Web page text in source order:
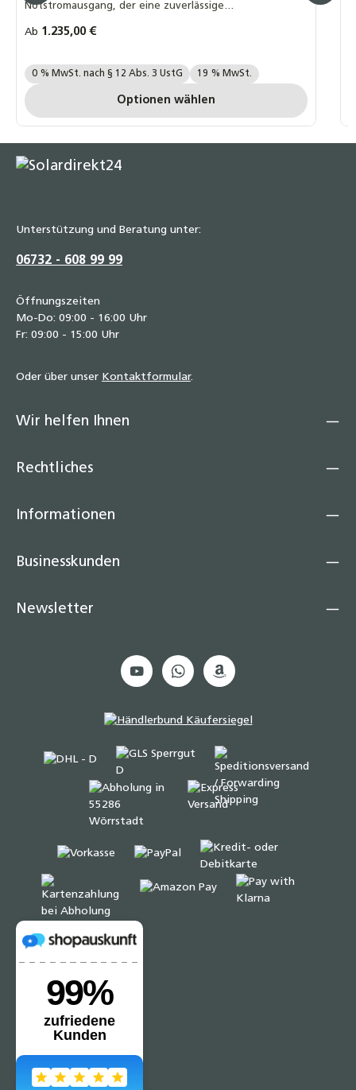
Notstromausgang, der eine zuverlässige
moderne Energiemanagementsysteme ermöglicht.
Regulärer Preis:
Ab 1.235,00 €
Ihre MwSt. Auswahl::
0 % MwSt. nach § 12 Abs. 3 UstG 19 % MwSt.
Optionen wählen
Unterstützung und Beratung unter:
06732 - 608 99 99
Öffnungszeiten
Mo-Do: 09:00 - 16:00 Uhr
Fr: 09:00 - 15:00 Uhr
Oder über unser Kontaktformular.
Wir helfen Ihnen
Rechtliches
Informationen
Businesskunden
Newsletter